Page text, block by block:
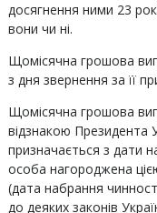
досягнення ними 23
вони чи ні.
Щомісячна грошова
з дня звернення за її
Щомісячна грошова
відзнакою Президента
призначається з дати
особа нагороджена
(дата набрання
до деяких законів